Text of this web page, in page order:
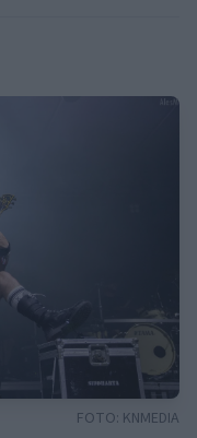
FOTO: KNMEDIA